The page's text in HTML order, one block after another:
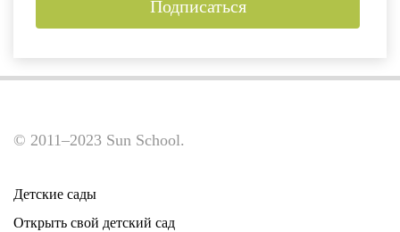
Подписаться
© 2011–2023 Sun School.
Детские сады
Открыть свой детский сад